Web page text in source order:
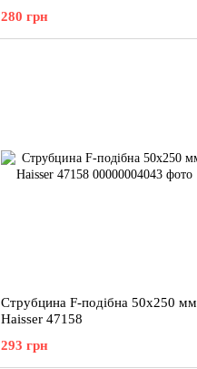
280 грн
Струбцина F-подібна 50х250 мм
Haisser 47158
293 грн